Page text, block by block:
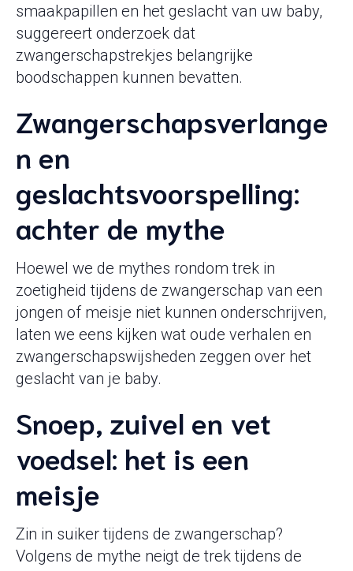
smaakpapillen en het geslacht van uw baby,
suggereert onderzoek dat
zwangerschapstrekjes belangrijke
boodschappen kunnen bevatten.
Zwangerschapsverlange
n en
geslachtsvoorspelling:
achter de mythe
Hoewel we de mythes rondom trek in
zoetigheid tijdens de zwangerschap van een
jongen of meisje niet kunnen onderschrijven,
laten we eens kijken wat oude verhalen en
zwangerschapswijsheden zeggen over het
geslacht van je baby.
Snoep, zuivel en vet
voedsel: het is een
meisje
Zin in suiker tijdens de zwangerschap?
Volgens de mythe neigt de trek tijdens de